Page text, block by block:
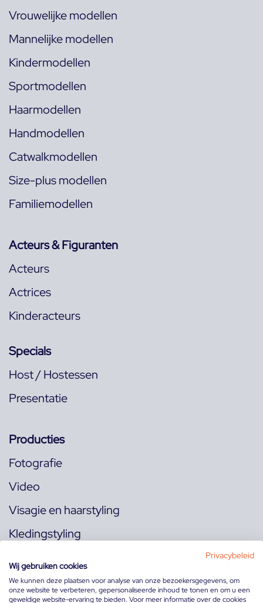
Vrouwelijke modellen
Mannelijke modellen
Kindermodellen
Sportmodellen
Haarmodellen
Handmodellen
Catwalkmodellen
Size-plus modellen
Familiemodellen
Acteurs & Figuranten
Acteurs
Actrices
Kinderacteurs
Specials
Host / Hostessen
Presentatie
Producties
Fotografie
Video
Visagie en haarstyling
Kledingstyling
Volg ons op:
Privacybeleid
Wij gebruiken cookies
We kunnen deze plaatsen voor analyse van onze bezoekersgegevens, om
onze website te verbeteren, gepersonaliseerde inhoud te tonen en om u een
geweldige website-ervaring te bieden. Voor meer informatie over de cookies